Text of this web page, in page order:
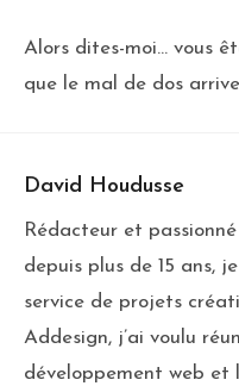
Alors dites-moi… vous
que le mal de dos
David Houdusse
Rédacteur et passionné
depuis plus de 15 ans,
service de projets
Addesign, j’ai voulu
développement web et